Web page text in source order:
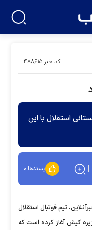
کد خبر:۴۸۸۶۱۵
استقلال با این
پسندها:۰
تیم فوتبال استقلال
کیش آغاز کرده است که